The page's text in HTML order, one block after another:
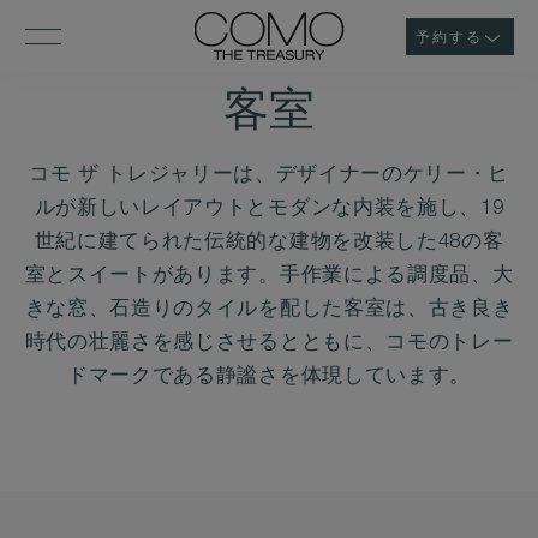
予約する
客室
コモ ザ トレジャリーは、デザイナーのケリー・ヒ
ルが新しいレイアウトとモダンな内装を施し、19
世紀に建てられた伝統的な建物を改装した48の客
室とスイートがあります。手作業による調度品、大
きな窓、石造りのタイルを配した客室は、古き良き
時代の壮麗さを感じさせるとともに、コモのトレー
ドマークである静謐さを体現しています。